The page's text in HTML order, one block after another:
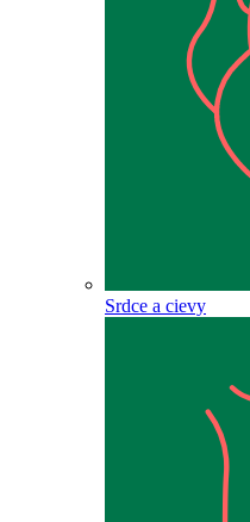
Srdce a cievy